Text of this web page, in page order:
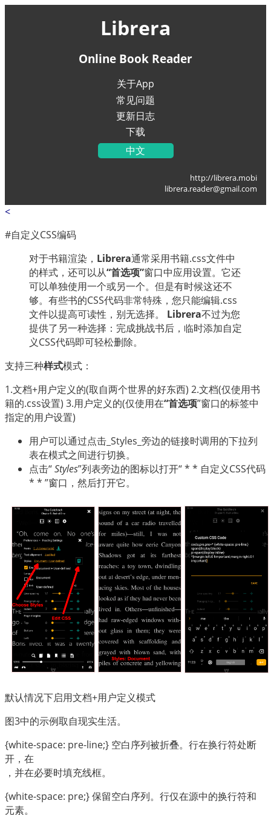
Librera
Online Book Reader
关于App
常见问题
更新日志
下载
中文
Español
العربية
http://librera.mobi
librera.reader@gmail.com
<
#自定义CSS编码
对于书籍渲染， Librera通常采用书籍.css文件中
的样式，还可以从“首选项”窗口中应用设置。它还
可以单独使用一个或另一个。但是有时候这还不
够。有些书的CSS代码非常特殊，您只能编辑.css
文件以提高可读性，别无选择。 Librera不过为您
提供了另一种选择：完成挑战书后，临时添加自定
义CSS代码即可轻松删除。
支持三种样式模式：
1.文档+用户定义的(取自两个世界的好东西) 2.文档(仅使用书
籍的.css设置) 3.用户定义的(仅使用在“首选项”窗口的标签中
指定的用户设置)
用户可以通过点击_Styles_旁边的链接时调用的下拉列
表在模式之间进行切换。
点击“Styles”列表旁边的图标以打开“ * * 自定义CSS代码
* * ”窗口，然后打开它。
默认情况下启用文档+用户定义模式
图3中的示例取自现实生活。
{white-space: pre-line;} 空白序列被折叠。行在换行符处断
开，在
，并在必要时填充线框。
{white-space: pre;} 保留空白序列。行仅在源中的换行符和
元素。